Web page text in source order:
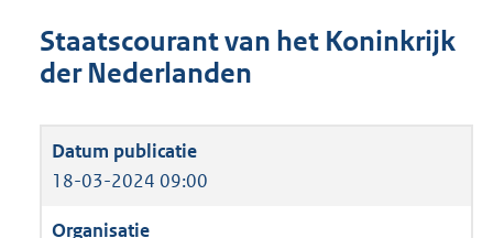
Staatscourant van het Koninkrijk
der Nederlanden
18-03-2024 09:00